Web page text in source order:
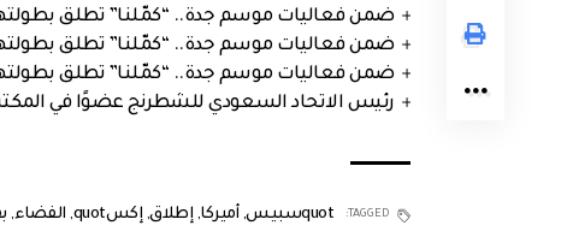
ضمن فعاليات موسم جدة.. “كمّلنا” تطلق بطولتها في جدة
ضمن فعاليات موسم جدة.. “كمّلنا” تطلق بطولتها في جدة
ضمن فعاليات موسم جدة.. “كمّلنا” تطلق بطولتها في جدة
رئيس الاتحاد السعودي للشطرنج عضوًا في
TAGGED: quotسبيس , أميركا,إطلاق,إكسquot , الفضاء,